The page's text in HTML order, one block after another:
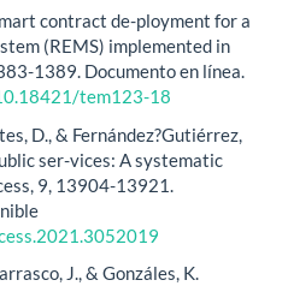
contract de-ployment for a
(REMS) implemented in
1389. Documento en línea.
tem123-18
D., & Fernández?Gutiérrez,
ser-vices: A systematic
9, 13904-13921.
J., & Gonzáles, K.